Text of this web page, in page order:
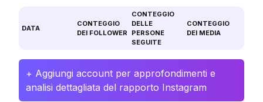
DATA
CONTEGGIO
DEI FOLLOWER
CONTEGGIO
DELLE
PERSONE
SEGUITE
CONTEGGIO
DEI MEDIA
+ Aggiungi account per approfondimenti e
analisi dettagliata del rapporto Instagram